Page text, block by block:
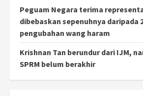
Peguam Negara terima
dibebaskan sepenuhnya daripada
pengubahan wang haram
Krishnan Tan berundur dari IJM,
SPRM belum berakhir